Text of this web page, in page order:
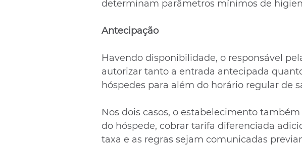
determinam parâmetros mínimos de
Antecipação
Havendo disponibilidade, o responsável
autorizar tanto a entrada antecipada
hóspedes para além do horário regular de
Nos dois casos, o estabelecimento
do hóspede, cobrar tarifa diferenciada
taxa e as regras sejam comunicadas